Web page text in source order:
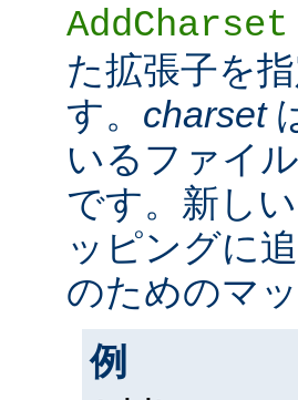
AddCharset
た拡張子を
す。 charset
いるファイ
です。新し
ッピングに
のためのマ
例